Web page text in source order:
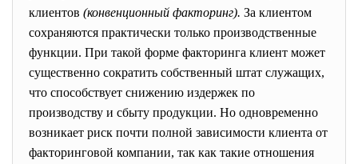
клиентов (конвенционный факторинг). За клиентом
сохраняются практически только производственные
функции. При такой форме факторинга клиент может
существенно сократить собственный штат служащих,
что способствует снижению издержек по
производству и сбыту продукции. Но одновременно
возникает риск почти полной зависимости клиента от
факторинговой компании, так как такие отношения